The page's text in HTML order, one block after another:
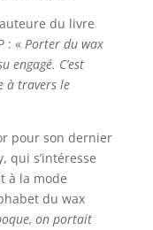
du livre
: « Porter du wax
engagé. C’est
à travers le
pour son dernier
qui s’intéresse
à la mode
du wax
on portait